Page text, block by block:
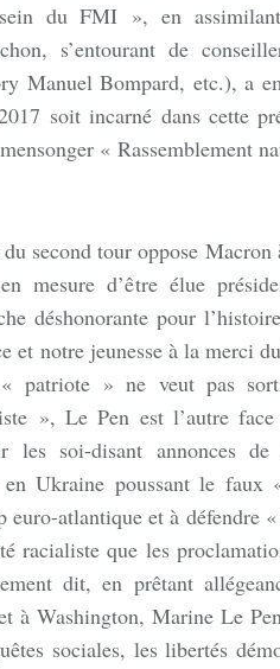
du FMI », en
s’entourant de
Manuel Bompard, etc.), a
soit incarné dans cette
« Rassemblement
second tour oppose
mesure d’être élue
déshonorante pour
et notre jeunesse à la merci
patriote » ne veut pas
», Le Pen est l’autre
les soi-disant annonces
en Ukraine poussant le faux
euro-atlantique et à
racialiste que les
dit, en prêtant
à Washington, Marine Le
sociales, les libertés